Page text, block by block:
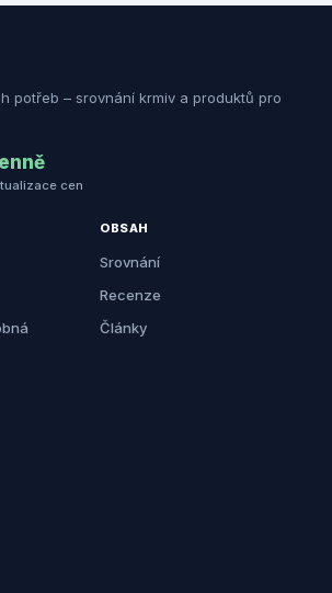
potřeb – srovnání krmiv a produktů pro
cen
OBSAH
Srovnání
Recenze
Články